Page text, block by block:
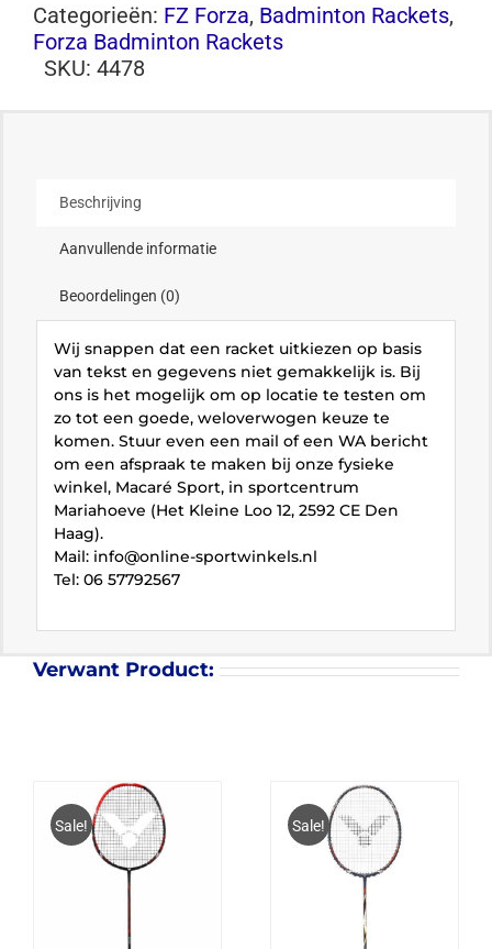
Categorieën: FZ Forza, Badminton Rackets,
Forza Badminton Rackets
SKU: 4478
Beschrijving
Aanvullende informatie
Beoordelingen (0)
Wij snappen dat een racket uitkiezen op basis
van tekst en gegevens niet gemakkelijk is. Bij
ons is het mogelijk om op locatie te testen om
zo tot een goede, weloverwogen keuze te
komen. Stuur even een mail of een WA bericht
om een afspraak te maken bij onze fysieke
winkel, Macaré Sport, in sportcentrum
Mariahoeve (Het Kleine Loo 12, 2592 CE Den
Haag).
Mail: info@online-sportwinkels.nl
Tel: 06 57792567
Verwant Product:
Sale! Sale!